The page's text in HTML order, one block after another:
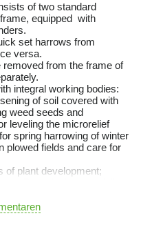
of two standard
equipped with
set harrows from
versa.
from the frame of
integral working bodies:
of soil covered with
weed seeds and
leveling the microrelief
spring harrowing of winter
plowed fields and care for
of plant development;